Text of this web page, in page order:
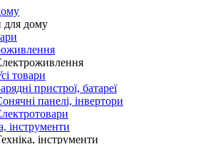
для дому
товари
пристрої, батареї
панелі, інвертори
інструменти
інструменти